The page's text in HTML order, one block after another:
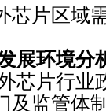
片区域
展环境分
片行业
监管体